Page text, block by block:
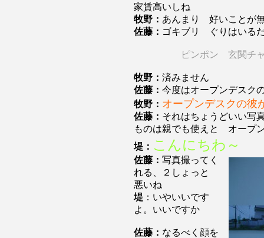
家賃高いしね
牧野： あんまり 好いことが
佐藤： ゴキブリ ぐりはいる
ピンポン 玄関チ
牧野： 済みません
佐藤： 今度はオープンデスク
牧野： オープンデスクの彼
佐藤： それはちょうどいい写
ものは親でも使えと オープ
堤： こんにちわ ～
佐藤： 写真撮ってく
れる、２しょっと
悪いね
堤 ：いやいいです
よ。いいですか
佐藤： なるべく顔を